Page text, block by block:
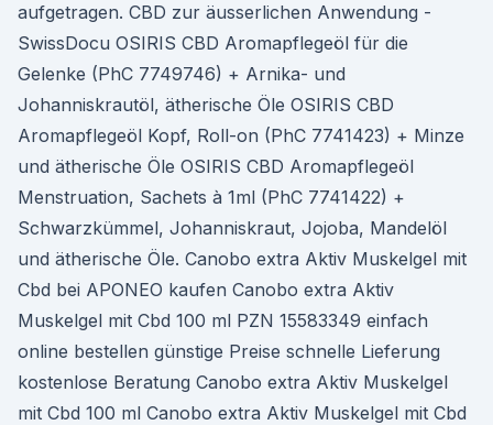
aufgetragen. CBD zur äusserlichen Anwendung -
SwissDocu OSIRIS CBD Aromapflegeöl für die
Gelenke (PhC 7749746) + Arnika- und
Johanniskrautöl, ätherische Öle OSIRIS CBD
Aromapflegeöl Kopf, Roll-on (PhC 7741423) + Minze
und ätherische Öle OSIRIS CBD Aromapflegeöl
Menstruation, Sachets à 1ml (PhC 7741422) +
Schwarzkümmel, Johanniskraut, Jojoba, Mandelöl
und ätherische Öle. Canobo extra Aktiv Muskelgel mit
Cbd bei APONEO kaufen Canobo extra Aktiv
Muskelgel mit Cbd 100 ml PZN 15583349 einfach
online bestellen günstige Preise schnelle Lieferung
kostenlose Beratung Canobo extra Aktiv Muskelgel
mit Cbd 100 ml Canobo extra Aktiv Muskelgel mit Cbd